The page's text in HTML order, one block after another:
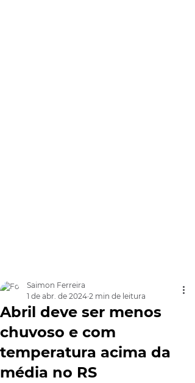
Abril deve ser menos
chuvoso e com
temperatura acima da
média no RS
Saimon Ferreira
1 de abr. de 2024 2 min de leitura